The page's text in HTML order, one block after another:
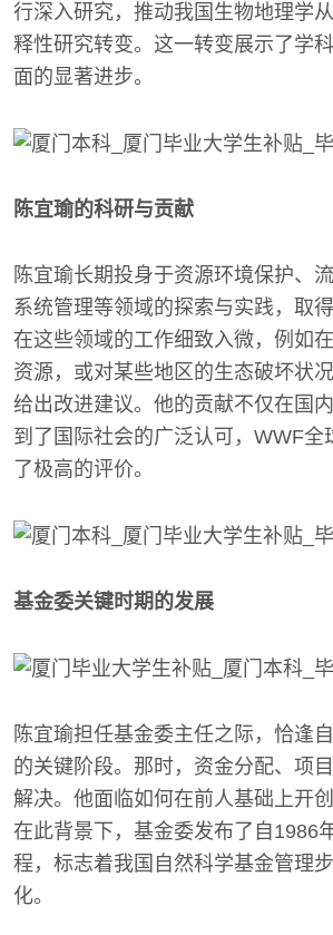
行深入研究，推动我国生物地理学
释性研究转变。这一转变展示了学
面的显著进步。
陈宜瑜的科研与贡献
陈宜瑜长期投身于资源环境保护、
系统管理等领域的探索与实践，取
在这些领域的工作细致入微，例如
资源，或对某些地区的生态破坏状
给出改进建议。他的贡献不仅在国
到了国际社会的广泛认可，WWF全
了极高的评价。
基金委关键时期的发展
陈宜瑜担任基金委主任之际，恰逢
的关键阶段。那时，资金分配、项
解决。他面临如何在前人基础上开
在此背景下，基金委发布了自1986
程，标志着我国自然科学基金管理
化。